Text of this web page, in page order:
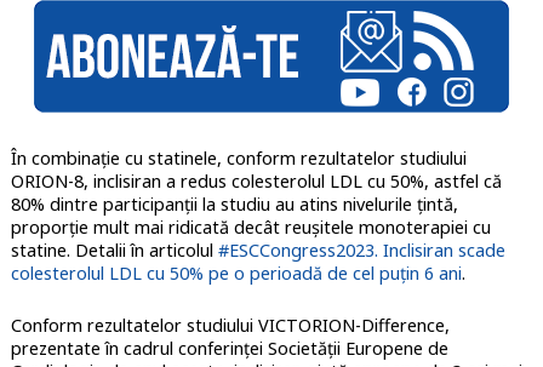
În combinaţie cu statinele, conform rezultatelor studiului
ORION-8, inclisiran a redus colesterolul LDL cu 50%, astfel că
80% dintre participanţii la studiu au atins nivelurile ţintă,
proporţie mult mai ridicată decât reuşitele monoterapiei cu
statine. Detalii în articolul #ESCCongress2023. Inclisiran scade
colesterolul LDL cu 50% pe o perioadă de cel puțin 6 ani.
Conform rezultatelor studiului VICTORION-Difference,
prezentate în cadrul conferinţei Societăţii Europene de